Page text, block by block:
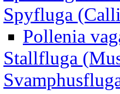
Spyfluga
Pollenia
Stallfluga